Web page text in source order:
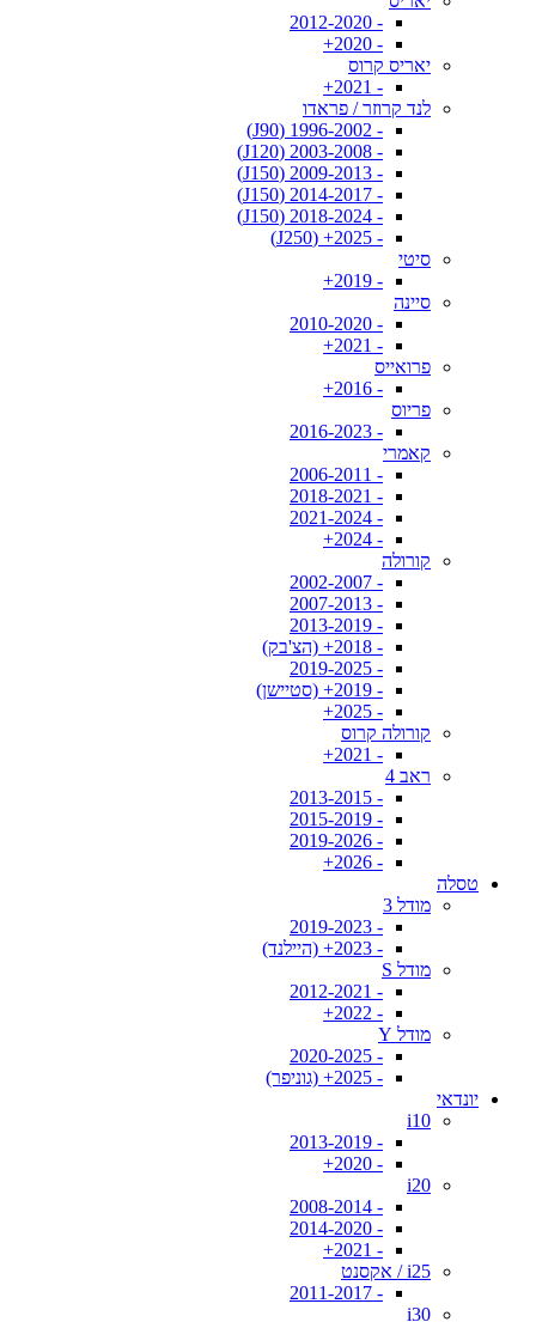
- 2012-2020
- 2020+
יאריס קרוס
- 2021+
לנד קרוזר / פראדו
- 1996-2002 (J90)
- 2003-2008 (J120)
- 2009-2013 (J150)
- 2014-2017 (J150)
- 2018-2024 (J150)
- 2025+ (J250)
סיטי
- 2019+
סיינה
- 2010-2020
- 2021+
פרואייס
- 2016+
פריוס
- 2016-2023
קאמרי
- 2006-2011
- 2018-2021
- 2021-2024
- 2024+
קורולה
- 2002-2007
- 2007-2013
- 2013-2019
- 2018+ (הצ'בק)
- 2019-2025
- 2019+ (סטיישן)
- 2025+
קורולה קרוס
- 2021+
ראב 4
- 2013-2015
- 2015-2019
- 2019-2026
- 2026+
טסלה
מודל 3
- 2019-2023
- 2023+ (היילנד)
מודל S
- 2012-2021
- 2022+
מודל Y
- 2020-2025
- 2025+ (גוניפר)
יונדאי
i10
- 2013-2019
- 2020+
i20
- 2008-2014
- 2014-2020
- 2021+
i25 / אקסנט
- 2011-2017
i30